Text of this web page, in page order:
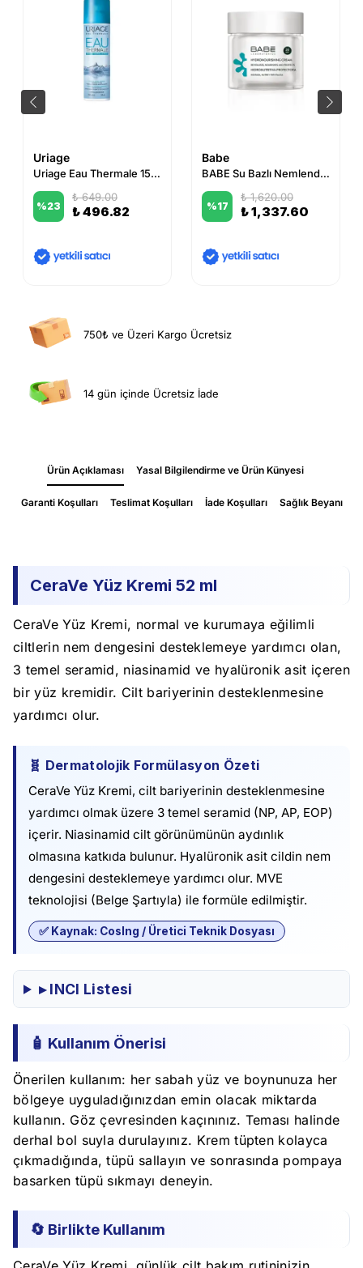
Uriage
Uriage Eau Thermale 150ml
%23
₺ 649.00
₺ 496.82
Babe
BABE Su Bazlı Nemlendirici Krem SPF20 pH 5.5 - 50ml
%17
₺ 1,620.00
₺ 1,337.60
750₺ ve Üzeri Kargo Ücretsiz
14 gün içinde Ücretsiz İade
Ürün Açıklaması Yasal Bilgilendirme ve Ürün Künyesi
Garanti Koşulları Teslimat Koşulları İade Koşulları Sağlık Beyanı
CeraVe Yüz Kremi 52 ml
CeraVe Yüz Kremi, normal ve kurumaya eğilimli
ciltlerin nem dengesini desteklemeye yardımcı olan,
3 temel seramid, niasinamid ve hyalüronik asit içeren
bir yüz kremidir. Cilt bariyerinin desteklenmesine
yardımcı olur.
🧬 Dermatolojik Formülasyon Özeti
CeraVe Yüz Kremi, cilt bariyerinin desteklenmesine
yardımcı olmak üzere 3 temel seramid (NP, AP, EOP)
içerir. Niasinamid cilt görünümünün aydınlık
olmasına katkıda bulunur. Hyalüronik asit cildin nem
dengesini desteklemeye yardımcı olur. MVE
teknolojisi (Belge Şartıyla) ile formüle edilmiştir.
✅ Kaynak: CosIng / Üretici Teknik Dosyası
▸ INCI Listesi
🧴 Kullanım Önerisi
Önerilen kullanım: her sabah yüz ve boynunuza her
bölgeye uyguladığınızdan emin olacak miktarda
kullanın. Göz çevresinden kaçınınız. Teması halinde
derhal bol suyla durulayınız. Krem tüpten kolayca
çıkmadığında, tüpü sallayın ve sonrasında pompaya
basarken tüpü sıkmayı deneyin.
🔄 Birlikte Kullanım